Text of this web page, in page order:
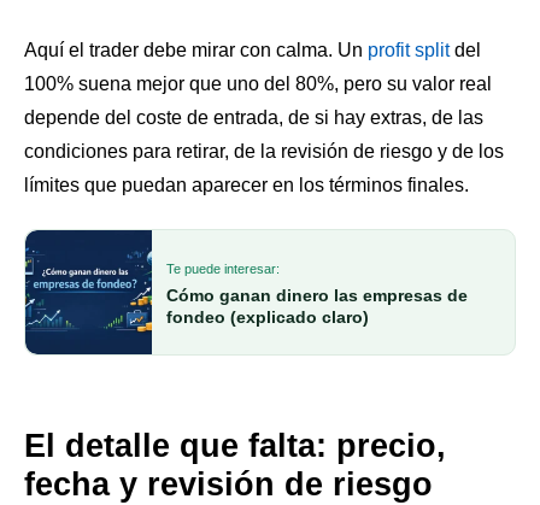
Aquí el trader debe mirar con calma. Un profit splitdel
100% suena mejor que uno del 80%, pero su valor real
depende del coste de entrada, de si hay extras, de las
condiciones para retirar, de la revisión de riesgo y de los
límites que puedan aparecer en los términos finales.
Te puede interesar:
Cómo ganan dinero las empresas de
fondeo (explicado claro)
El detalle que falta: precio,
fecha y revisión de riesgo